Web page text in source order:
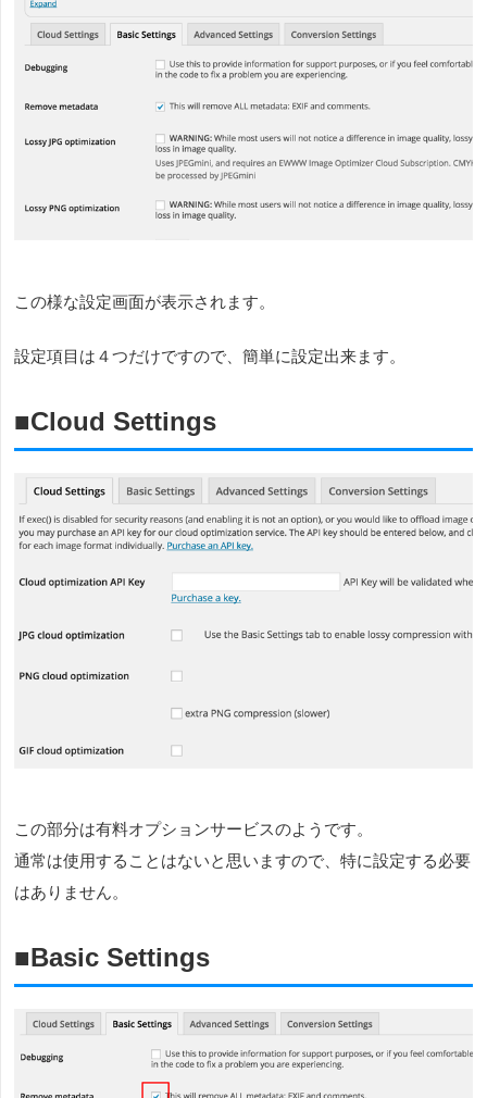
この様な設定画面が表示されます。
設定項目は４つだけですので、簡単に設定出来ます。
■Cloud Settings
この部分は有料オプションサービスのようです。
通常は使用することはないと思いますので、特に設定する必要
はありません。
■Basic Settings